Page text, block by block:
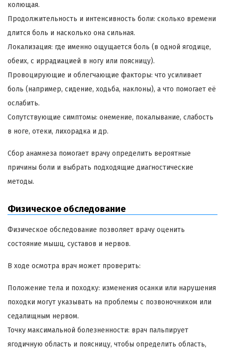
колющая.
Продолжительность и интенсивность боли: сколько времени
длится боль и насколько она сильная.
Локализация: где именно ощущается боль (в одной ягодице,
обеих, с иррадиацией в ногу или поясницу).
Провоцирующие и облегчающие факторы: что усиливает
боль (например, сидение, ходьба, наклоны), а что помогает её
ослабить.
Сопутствующие симптомы: онемение, покалывание, слабость
в ноге, отеки, лихорадка и др.
Сбор анамнеза помогает врачу определить вероятные
причины боли и выбрать подходящие диагностические
методы.
Физическое обследование
Физическое обследование позволяет врачу оценить
состояние мышц, суставов и нервов.
В ходе осмотра врач может проверить:
Положение тела и походку: изменения осанки или нарушения
походки могут указывать на проблемы с позвоночником или
седалищным нервом.
Точку максимальной болезненности: врач пальпирует
ягодичную область и поясницу, чтобы определить область,